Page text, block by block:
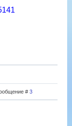
# 3